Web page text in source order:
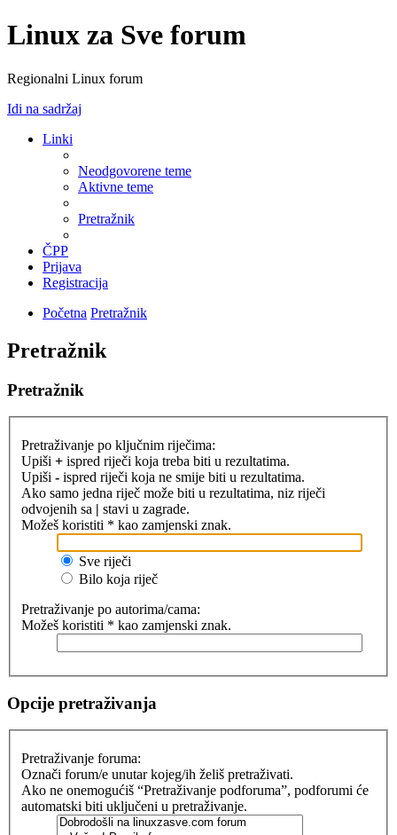
Linux za Sve forum
Regionalni Linux forum
Idi na sadržaj
Linki
Neodgovorene teme
Aktivne teme
Pretražnik
ČPP
Prijava
Registracija
Početna Pretražnik
Pretražnik
Pretražnik
Pretraživanje po ključnim riječima:
Upiši + ispred riječi koja treba biti u rezultatima.
Upiši - ispred riječi koja ne smije biti u rezultatima.
Ako samo jedna riječ može biti u rezultatima, niz riječi
odvojenih sa | stavi u zagrade.
Možeš koristiti * kao zamjenski znak.
Sve riječi
Bilo koja riječ
Pretraživanje po autorima/cama:
Možeš koristiti * kao zamjenski znak.
Opcije pretraživanja
Pretraživanje foruma:
Označi forum/e unutar kojeg/ih želiš pretraživati.
Ako ne onemogućiš “Pretraživanje podforuma”, podforumi će
automatski biti uključeni u pretraživanje.